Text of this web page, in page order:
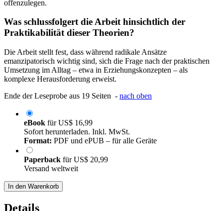
offenzulegen.
Was schlussfolgert die Arbeit hinsichtlich der
Praktikabilität dieser Theorien?
Die Arbeit stellt fest, dass während radikale Ansätze
emanzipatorisch wichtig sind, sich die Frage nach der praktischen
Umsetzung im Alltag – etwa in Erziehungskonzepten – als
komplexe Herausforderung erweist.
Ende der Leseprobe aus 19 Seiten - nach oben
eBook fürUS$ 16,99
Sofort herunterladen. Inkl. MwSt.
Format: PDF und ePUB – für alle Geräte
Paperback fürUS$ 20,99
Versand weltweit
In den Warenkorb
Details